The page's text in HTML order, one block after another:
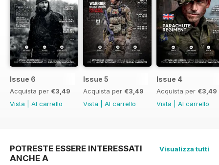
Issue 6
Acquista per €3,49
Vista
Al carrello
Issue 5
Acquista per €3,49
Vista
Al carrello
Issue 4
Acquista per €3,49
Vista
Al carrello
POTRESTE ESSERE INTERESSATI
ANCHE A
Visualizza tutti